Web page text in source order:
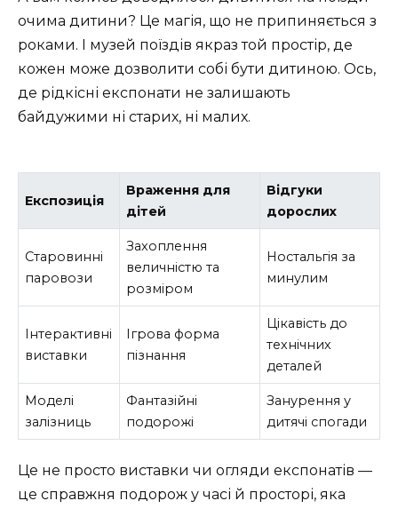
очима дитини? Це магія, що не припиняється з
роками. І музей поїздів якраз той простір, де
кожен може дозволити собі бути дитиною. Ось,
де рідкісні експонати не залишають
байдужими ні старих, ні малих.
Експозиція
Враження для
дітей
Відгуки
дорослих
Старовинні
паровози
Захоплення
величністю та
розміром
Ностальгія за
минулим
Інтерактивні
виставки
Ігрова форма
пізнання
Цікавість до
технічних
деталей
Моделі
залізниць
Фантазійні
подорожі
Занурення у
дитячі спогади
Це не просто виставки чи огляди експонатів —
це справжня подорож у часі й просторі, яка